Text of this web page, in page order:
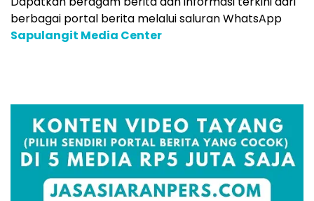
berbagai portal berita melalui saluran WhatsApp
Sapulangit Media Center